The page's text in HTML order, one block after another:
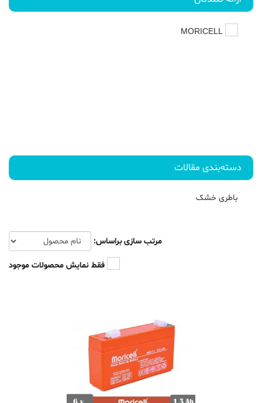
دسته‌بندی مقالات
باطری خشک
مرتب سازی براساس:
فقط نمایش محصولات موجود